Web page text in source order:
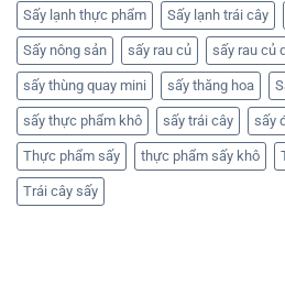
Sấy lạnh thực phẩm Sấy lạnh trái cây
Sấy nông sản sấy rau củ sấy rau củ
sấy thùng quay mini sấy thăng hoa
sấy thực phẩm khô sấy trái cây sấy
Thực phẩm sấy thực phẩm sấy khô
Trái cây sấy